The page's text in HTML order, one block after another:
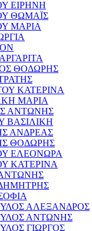
ΕΙΡΗΝΗ
ΘΩΜΑΪΣ
ΜΑΡΙΑ
ΘΟΔΩΡΗΣ
ΚΑΤΕΡΙΝΑ
ΜΑΡΙΑ
ΑΝΤΩΝΗΣ
ΒΑΣΙΛΙΚΗ
ΑΝΔΡΕΑΣ
ΘΟΔΩΡΗΣ
ΕΛΕΟΝΩΡΑ
ΚΑΤΕΡΙΝΑ
ΑΛΕΞΑΝΔΡΟΣ
ΑΝΤΩΝΗΣ
ΓΙΩΡΓΟΣ